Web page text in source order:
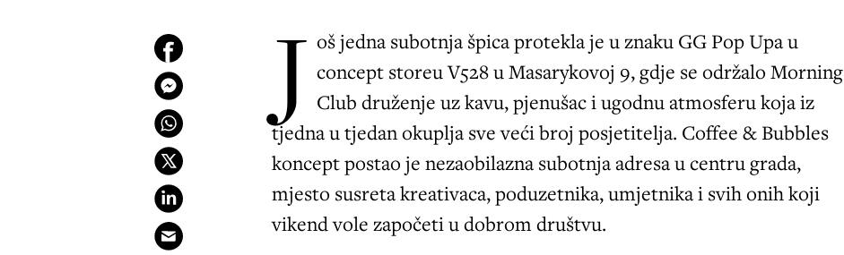
J oš jedna subotnja špica protekla je u znaku GG Pop Upa u
concept storeu V528 u Masarykovoj 9, gdje se održalo Morning
Club druženje uz kavu, pjenušac i ugodnu atmosferu koja iz
tjedna u tjedan okuplja sve veći broj posjetitelja. Coffee & Bubbles
koncept postao je nezaobilazna subotnja adresa u centru grada,
mjesto susreta kreativaca, poduzetnika, umjetnika i svih onih koji
vikend vole započeti u dobrom društvu.